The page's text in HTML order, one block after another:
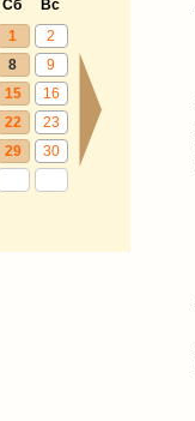
Сб
Вс
1
2
8
9
15
16
22
23
29
30